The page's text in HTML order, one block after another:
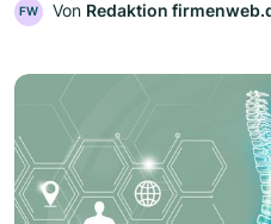
FW Von Redaktion